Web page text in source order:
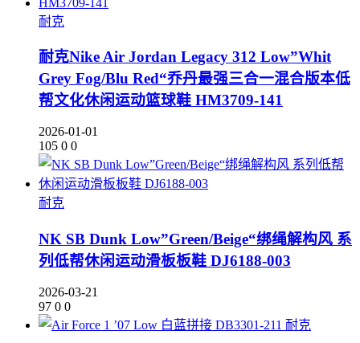
耐克
耐克Nike Air Jordan Legacy 312 Low”Whit
Grey Fog/Blu Red“乔丹最强三合一混合版本低
帮文化休闲运动篮球鞋 HM3709-141
2026-01-01
105 0 0
耐克
NK SB Dunk Low”Green/Beige“绑绳解构风 系
列低帮休闲运动滑板板鞋 DJ6188-003
2026-03-21
97 0 0
耐克